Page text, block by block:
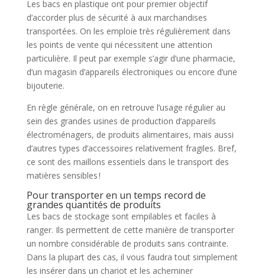
Les bacs en plastique ont pour premier objectif
d’accorder plus de sécurité à aux marchandises
transportées. On les emploie très régulièrement dans
les points de vente qui nécessitent une attention
particulière. Il peut par exemple s’agir d’une pharmacie,
d’un magasin d’appareils électroniques ou encore d’une
bijouterie.
En règle générale, on en retrouve l’usage régulier au
sein des grandes usines de production d’appareils
électroménagers, de produits alimentaires, mais aussi
d’autres types d’accessoires relativement fragiles. Bref,
ce sont des maillons essentiels dans le transport des
matières sensibles !
Pour transporter en un temps record de
grandes quantités de produits
Les bacs de stockage sont empilables et faciles à
ranger. Ils permettent de cette manière de transporter
un nombre considérable de produits sans contrainte.
Dans la plupart des cas, il vous faudra tout simplement
les insérer dans un chariot et les acheminer